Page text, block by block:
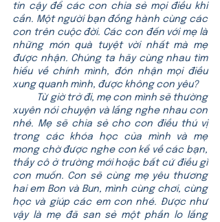
tin cậy để các con chia sẻ mọi điều khi
cần. Một người bạn đồng hành cùng các
con trên cuộc đời. Các con đến với mẹ là
những món quà tuyệt vời nhất mà mẹ
được nhận. Chúng ta hãy cùng nhau tìm
hiểu về chính mình, đón nhận mọi điều
xung quanh mình, được không con yêu?
xuyên nói chuyện và lắng nghe nhau con
nhé. Mẹ sẽ chia sẻ cho con điều thú vị
trong các khóa học của mình và mẹ
mong chờ được nghe con kể về các bạn,
thầy cô ở trường mới hoặc bất cứ điều gì
con muốn. Con sẽ cùng mẹ yêu thương
hai em Bon và Bun, mình cùng chơi, cùng
học và giúp các em con nhé. Được như
vậy là mẹ đã san sẻ một phần lo lắng